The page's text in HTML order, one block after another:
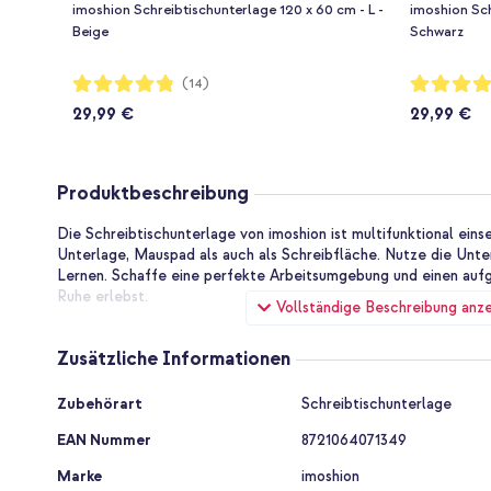
imoshion Schreibtischunterlage 120 x 60 cm - L -
Beige
Bewertung:
96%
(14)
29,99 €
imoshion
Schwarz
Bewertung:
96%
29,99 €
Produktbeschreibung
Vollständige Beschreibung
Die Schreibtischunterlage von imoshion ist multifunktional
Unterlage, Mauspad als auch als Schreibfläche. Nutze die
Lernen. Schaffe eine perfekte Arbeitsumgebung und einen
Ruhe erlebst.
Diese stilvolle Schreibtischunterlage besteht aus
Schütze deinen Schreibtisch täglich vor Beschädigungen,
Die Schreibtischunterlage ist schön groß, sodass du immer
Zusätzliche Informationen
Zusätzliche
Zubehörart
Schreibtischunterlage
EAN Nummer
8721064071349
Marke
imoshion